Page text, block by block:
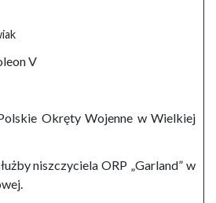
V
Okręty Wojenne w Wielkiej
niszczyciela ORP „Garland” w